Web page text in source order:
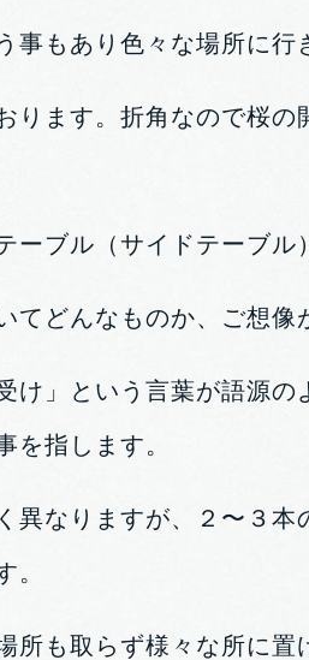
もあり色々な場所に行
ります。折角なので桜
ブル（サイドテーブル
てどんなものか、ご想像
け」という言葉が語源
を指します。
異なりますが、２〜３
。
所も取らず様々な所に